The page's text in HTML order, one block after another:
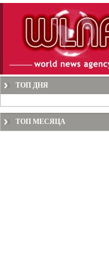
ТОП ДНЯ
ТОП МЕСЯЦА